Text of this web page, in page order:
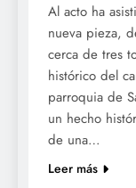
Al acto ha
nueva pieza,
cerca de tres
histórico del
parroquia de
un hecho
de una…
Leer más